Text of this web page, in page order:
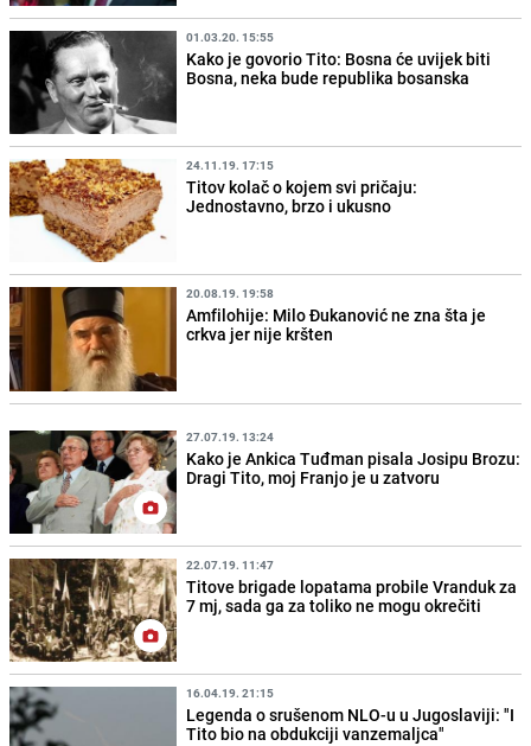
01.03.20. 15:55
Kako je govorio Tito: Bosna će uvijek biti
Bosna, neka bude republika bosanska
24.11.19. 17:15
Titov kolač o kojem svi pričaju:
Jednostavno, brzo i ukusno
20.08.19. 19:58
Amfilohije: Milo Đukanović ne zna šta je
crkva jer nije kršten
27.07.19. 13:24
Kako je Ankica Tuđman pisala Josipu Brozu:
Dragi Tito, moj Franjo je u zatvoru
22.07.19. 11:47
Titove brigade lopatama probile Vranduk za
7 mj, sada ga za toliko ne mogu okrečiti
16.04.19. 21:15
Legenda o srušenom NLO-u u Jugoslaviji: "I
Tito bio na obdukciji vanzemaljca"